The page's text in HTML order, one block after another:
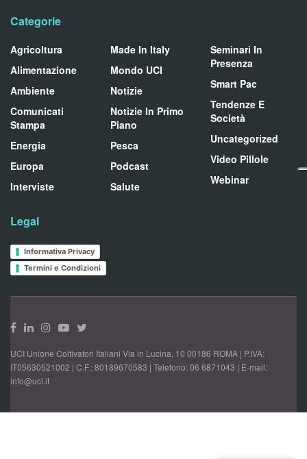
Categorie
Agricoltura
Alimentazione
Ambiente
Comunicati
Stampa
Energia
Europa
Interviste
Made In Italy
Mondo UCI
Notizie
Notizie In Primo
Piano
Pesca
Podcast
Salute
Seminari In
Presenza
Smart Pac
Tendenze E
Società
Uncategorized
Video Pillole
Webinar
Legal
Informativa Privacy
Termini e Condizioni
UCI Unione Coltivatori Italiani Via in Lucina, 10 00186 ROMA | P.IVA:
IT05630521002 | C.F.: 80189670583 | Telefono: 06 6871043 | E-mail:
info@uci.it